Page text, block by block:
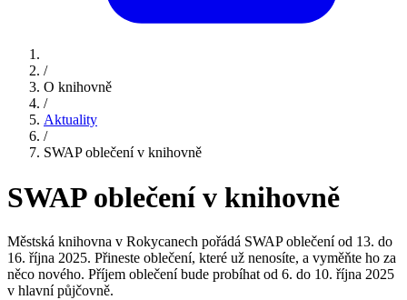
/
O knihovně
/
Aktuality
/
SWAP oblečení v knihovně
SWAP oblečení v knihovně
Městská knihovna v Rokycanech pořádá SWAP oblečení od 13. do
16. října 2025. Přineste oblečení, které už nenosíte, a vyměňte ho za
něco nového. Příjem oblečení bude probíhat od 6. do 10. října 2025
v hlavní půjčovně.